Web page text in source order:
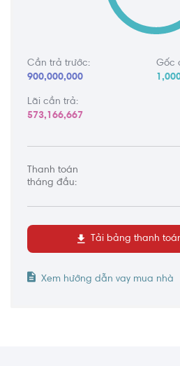
Cần trả trước:
900,000,000
Gốc
Lãi cần trả:
573,166,667
Thanh toán
tháng đầu:
Tải bảng thanh
Xem hướng dẫn vay mua nhà